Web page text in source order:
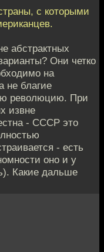
с которыми
абстрактных
Они четко
на
не благие
революцию. При
извне
- СССР это
- есть
оно и у
Какие дальше